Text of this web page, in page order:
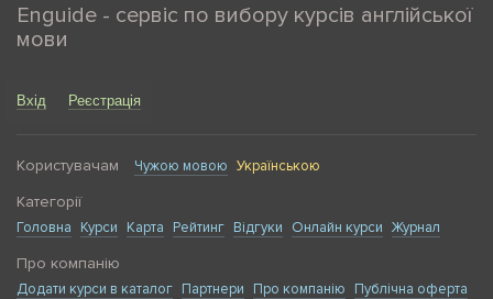
Enguide - сервіс по вибору курсів англійської
мови
Вхід Реєстрація
Користувачам Чужою мовою Українською
Категорії
Головна Курси Карта Рейтинг Відгуки Онлайн курси Журнал
Про компанію
Додати курси в каталог Партнери Про компанію
Публічна оферта